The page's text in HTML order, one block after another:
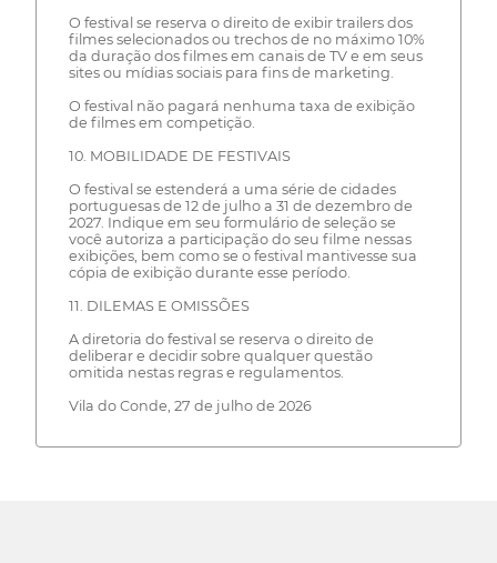
O festival se reserva o direito de exibir trailers dos
filmes selecionados ou trechos de no máximo 10%
da duração dos filmes em canais de TV e em seus
sites ou mídias sociais para fins de marketing.
O festival não pagará nenhuma taxa de exibição
de filmes em competição.
10. MOBILIDADE DE FESTIVAIS
O festival se estenderá a uma série de cidades
portuguesas de 12 de julho a 31 de dezembro de
2027. Indique em seu formulário de seleção se
você autoriza a participação do seu filme nessas
exibições, bem como se o festival mantivesse sua
cópia de exibição durante esse período.
11. DILEMAS E OMISSÕES
A diretoria do festival se reserva o direito de
deliberar e decidir sobre qualquer questão
omitida nestas regras e regulamentos.
Vila do Conde, 27 de julho de 2026